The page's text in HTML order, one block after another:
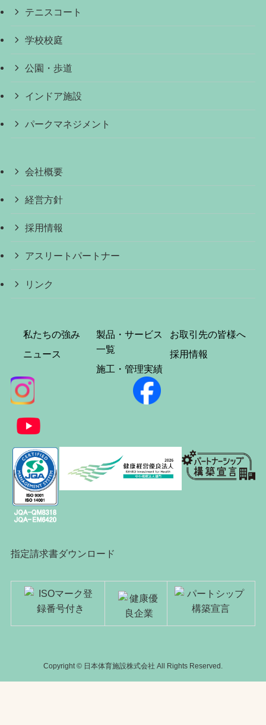
テニスコート
学校校庭
公園・歩道
インドア施設
パークマネジメント
会社概要
経営方針
採用情報
アスリートパートナー
リンク
私たちの強み
ニュース
製品・サービス
一覧
施工・管理実績
お取引先の皆様へ
採用情報
指定請求書ダウンロード
Copyright © 日本体育施設株式会社 All Rights Reserved.